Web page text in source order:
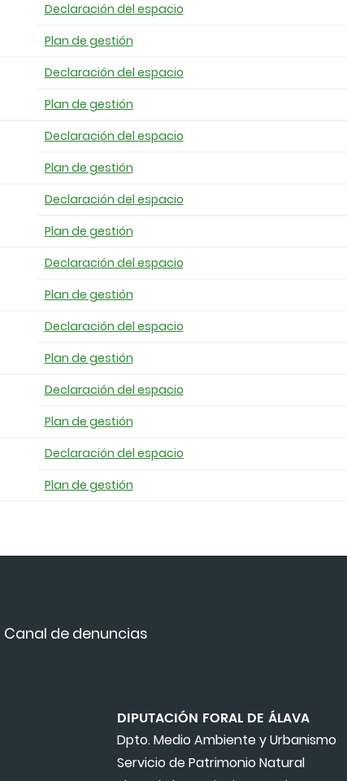
Declaración del espacio
Plan de gestión
Declaración del espacio
Plan de gestión
Declaración del espacio
Plan de gestión
Declaración del espacio
Plan de gestión
Declaración del espacio
Plan de gestión
Declaración del espacio
Plan de gestión
Declaración del espacio
Plan de gestión
Declaración del espacio
Plan de gestión
Canal de denuncias
DIPUTACIÓN FORAL DE ÁLAVA
Dpto. Medio Ambiente y Urbanismo
Servicio de Patrimonio Natural